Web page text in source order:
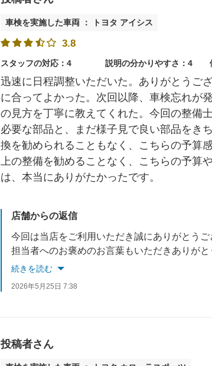
車検を実施した車両 ： トヨタ アイシス
3.8
スタッフの対応：4 説明の分かりやすさ：4
迅速に日程調整いただいた。ありがとうご
に合ってよかった。次回以降、車検忘れが
の見方を丁寧に教えてくれた。今回の整備
必要な部品と、まだ様子見で良い部品をき
換を勧められることもなく、こちらの予算
上の整備を勧めることなく、こちらの予
は、本当にありがたかったです。
店舗からの返信
今回は当店をご利用いただき誠にありがとうご
担当者へのお褒めのお言葉もいただきありがと
続きを読む
2026年5月25日 7:38
投稿者さん